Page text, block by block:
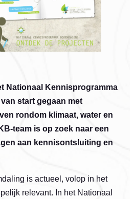
Nationaal Kennisprogramma
start gegaan met
rondom klimaat, water en
team is op zoek naar een
aan kennisontsluiting en
is actueel, volop in het
relevant. In het Nationaal